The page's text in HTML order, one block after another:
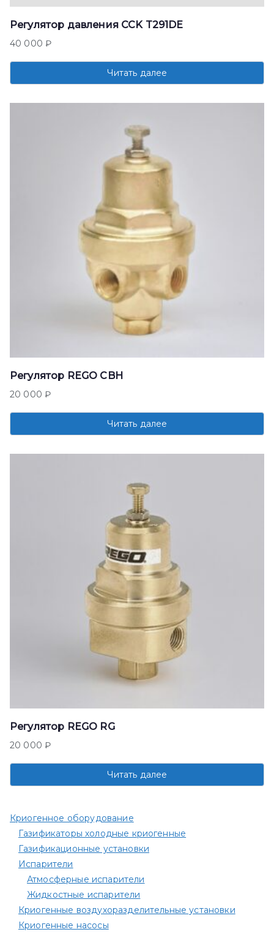
Регулятор давления CCK T291DE
40 000₽
Читать далее
Регулятор REGO CBH
20 000₽
Читать далее
Регулятор REGO RG
20 000₽
Читать далее
Криогенное оборудование
Газификаторы холодные криогенные
Газификационные установки
Испарители
Атмосферные испарители
Жидкостные испарители
Криогенные воздухоразделительные установки
Криогенные насосы